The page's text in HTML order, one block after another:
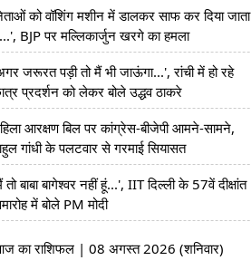
को वॉशिंग मशीन में डालकर साफ कर दिया जाता
BJP पर मल्लिकार्जुन खरगे का हमला
जरूरत पड़ी तो मैं भी जाऊंगा...', रांची में हो रहे
प्रदर्शन को लेकर बोले उद्धव ठाकरे
आरक्षण बिल पर कांग्रेस-बीजेपी आमने-सामने,
गांधी के पलटवार से गरमाई सियासत
तो बाबा बागेश्वर नहीं हूं...', IIT दिल्ली के 57वें दीक्षांत
में बोले PM मोदी
का राशिफल | 08 अगस्त 2026 (शनिवार)